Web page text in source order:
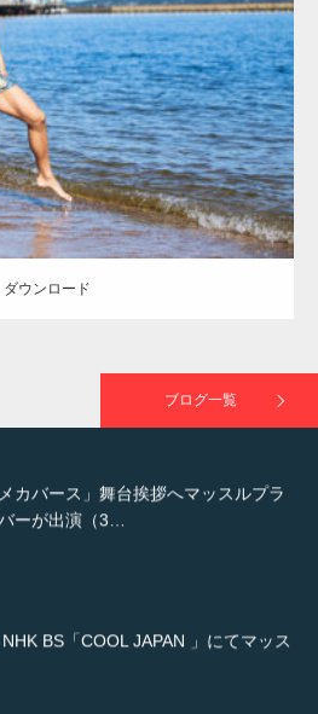
2021.07.8
ンジの人 AKIHITO(細マッチョ) 大胸筋
脚
ダウンロード
ブログ一覧
FMラジオ番組「ONE MORNING」
…
さん！事件ですよ」に取材されまし
放送）
カバース」舞台挨拶へマッスルプラ
ーが出演（3…
NHK BS「COOL JAPAN 」にてマッス